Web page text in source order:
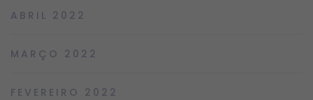
ABRIL 2022
MARÇO 2022
FEVEREIRO 2022